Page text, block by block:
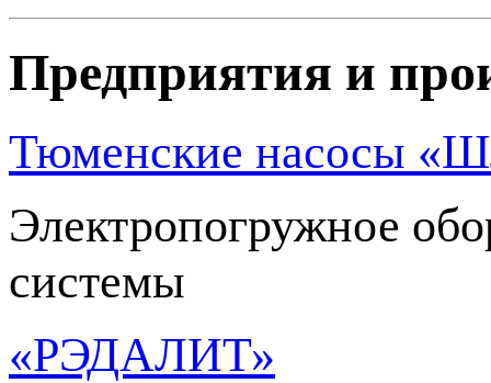
Предприятия и
Тюменские насосы
Электропогружное
системы
«РЭДАЛИТ»